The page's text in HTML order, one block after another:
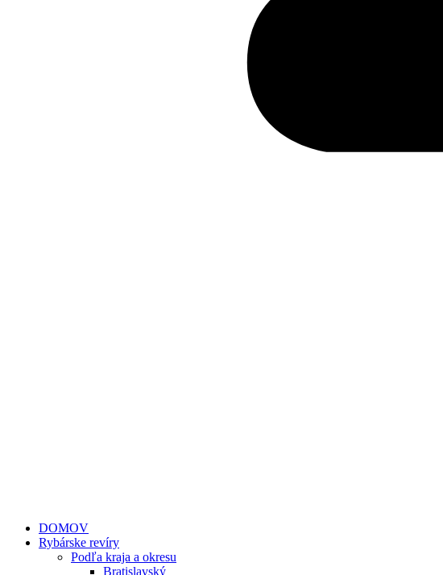
DOMOV
Rybárske revíry
Podľa kraja a okresu
Bratislavský